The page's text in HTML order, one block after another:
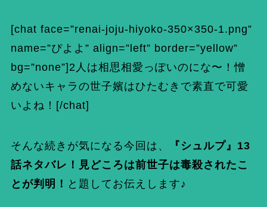
[chat face=”renai-joju-hiyoko-350×350-1.png”
name=”ぴよよ” align=”left” border=”yellow”
bg=”none”]2人は相思相愛っぽいのにな〜！憎
めないキャラの世子嬪はひたむきで素直で可愛
いよね！[/chat]
そんな続きが気になる今回は、
『シュルプ』13
話ネタバレ！見どころは前世子は毒殺されたこ
とが判明！ と題してお伝えします♪